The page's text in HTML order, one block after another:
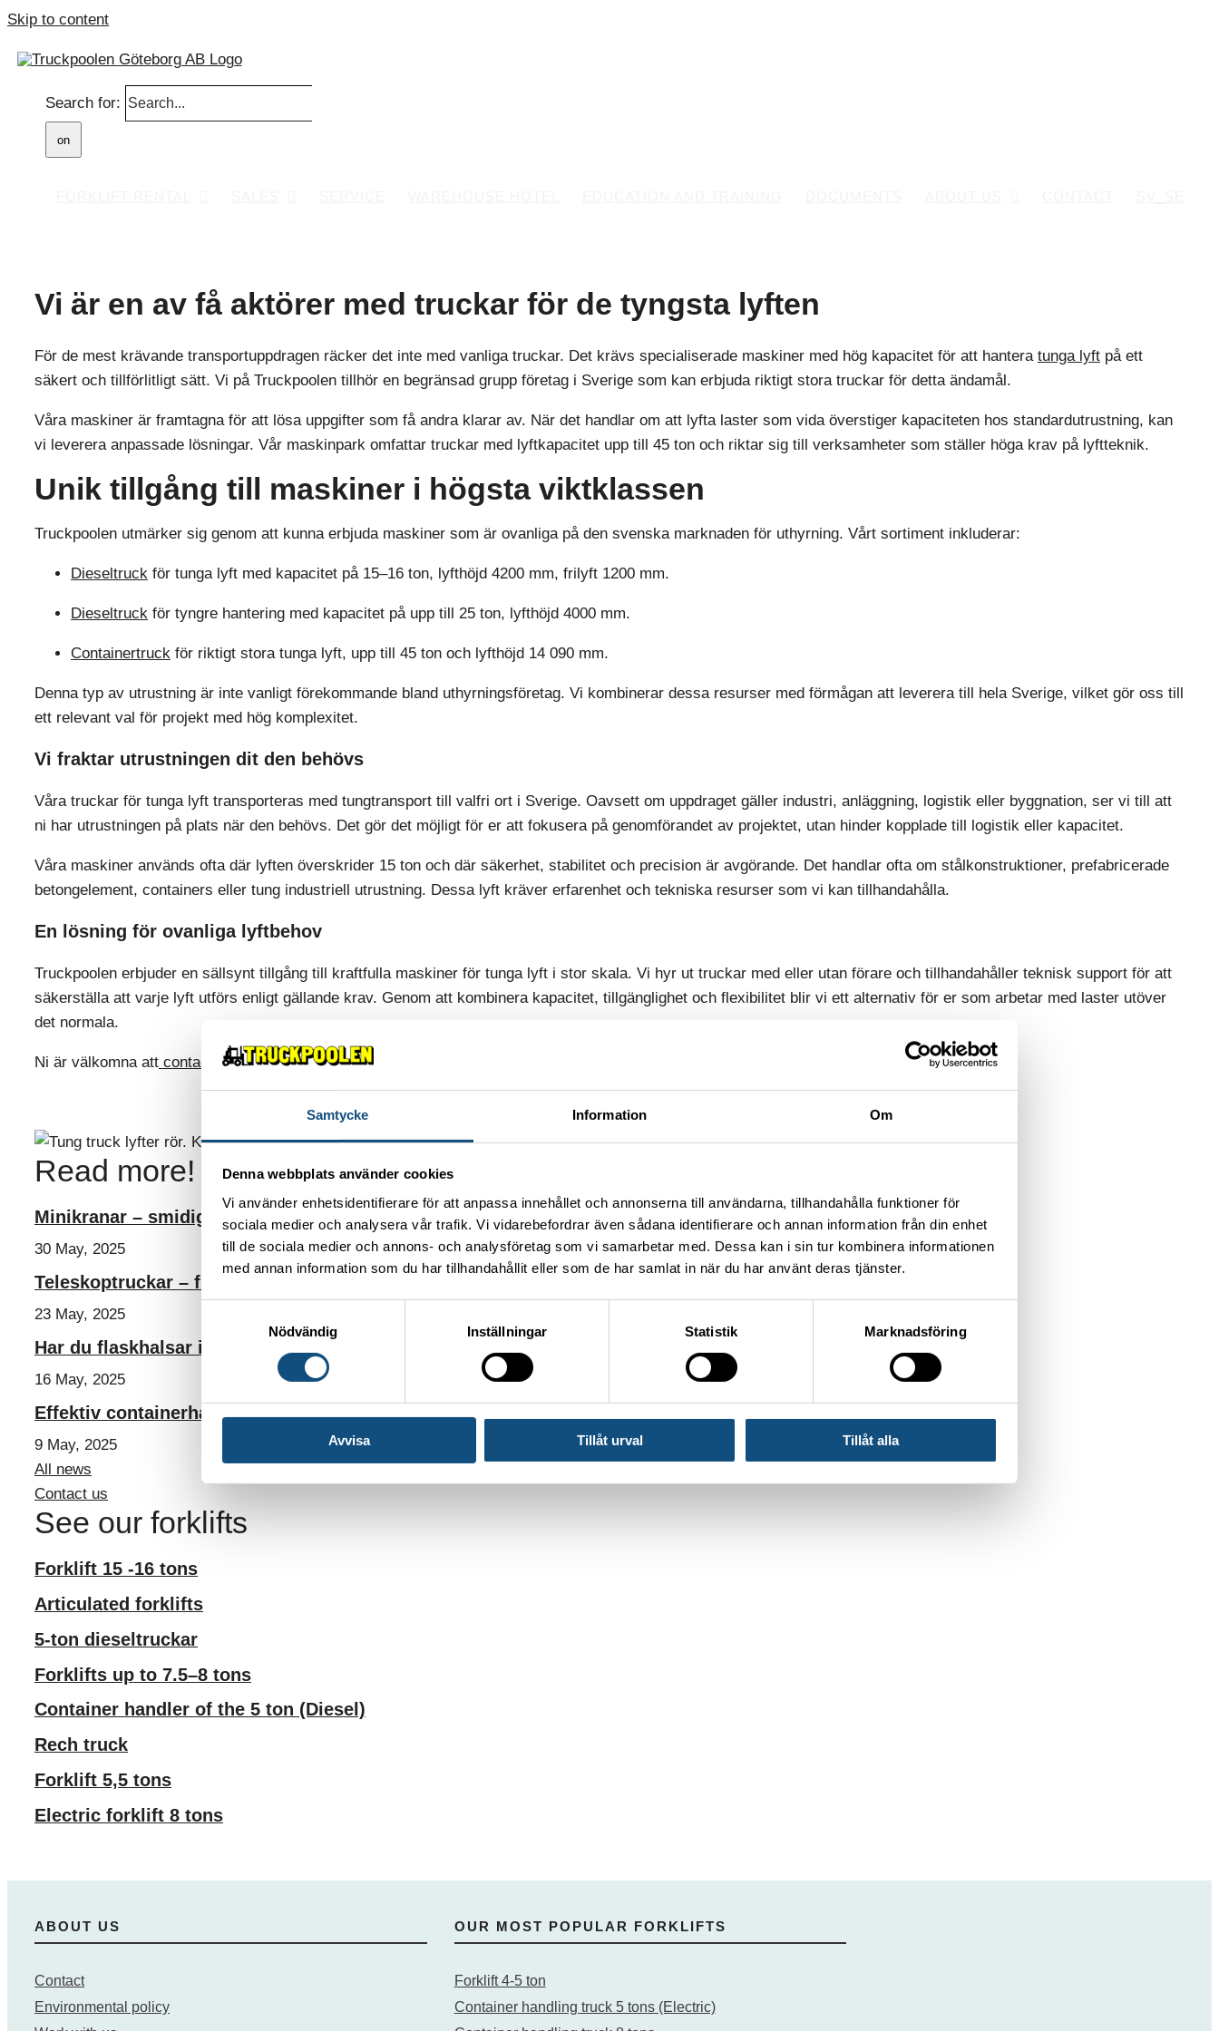
Samtycke Information Om
Denna webbplats använder cookies
Vi använder enhetsidentifierare för att anpassa innehållet och annonserna till användarna, tillhandahålla funktioner för
sociala medier och analysera vår trafik. Vi vidarebefordrar även sådana identifierare och annan information från din enhet
till de sociala medier och annons- och analysföretag som vi samarbetar med. Dessa kan i sin tur kombinera informationen
med annan information som du har tillhandahållit eller som de har samlat in när du har använt deras tjänster.
Nödvändig
Inställningar Statistik Marknadsföring
Avvisa Tillåt urval Tillåt alla
Skip to content
Search for:
Vi är en av få aktörer med truckar för de tyngsta lyften
För de mest krävande transportuppdragen räcker det inte med vanliga truckar. Det krävs specialiserade maskiner med hög kapacitet för att hantera tunga lyft på ett
säkert och tillförlitligt sätt. Vi på Truckpoolen tillhör en begränsad grupp företag i Sverige som kan erbjuda riktigt stora truckar för detta ändamål.
Våra maskiner är framtagna för att lösa uppgifter som få andra klarar av. När det handlar om att lyfta laster som vida överstiger kapaciteten hos standardutrustning, kan
vi leverera anpassade lösningar. Vår maskinpark omfattar truckar med lyftkapacitet upp till 45 ton och riktar sig till verksamheter som ställer höga krav på lyftteknik.
Unik tillgång till maskiner i högsta viktklassen
Truckpoolen utmärker sig genom att kunna erbjuda maskiner som är ovanliga på den svenska marknaden för uthyrning. Vårt sortiment inkluderar:
Dieseltruck för tunga lyft med kapacitet på 15–16 ton, lyfthöjd 4200 mm, frilyft 1200 mm.
Dieseltruck för tyngre hantering med kapacitet på upp till 25 ton, lyfthöjd 4000 mm.
Containertruck för riktigt stora tunga lyft, upp till 45 ton och lyfthöjd 14 090 mm.
Denna typ av utrustning är inte vanligt förekommande bland uthyrningsföretag. Vi kombinerar dessa resurser med förmågan att leverera till hela Sverige, vilket gör oss till
ett relevant val för projekt med hög komplexitet.
Vi fraktar utrustningen dit den behövs
Våra truckar för tunga lyft transporteras med tungtransport till valfri ort i Sverige. Oavsett om uppdraget gäller industri, anläggning, logistik eller byggnation, ser vi till att
ni har utrustningen på plats när den behövs. Det gör det möjligt för er att fokusera på genomförandet av projektet, utan hinder kopplade till logistik eller kapacitet.
Våra maskiner används ofta där lyften överskrider 15 ton och där säkerhet, stabilitet och precision är avgörande. Det handlar ofta om stålkonstruktioner, prefabricerade
betongelement, containers eller tung industriell utrustning. Dessa lyft kräver erfarenhet och tekniska resurser som vi kan tillhandahålla.
En lösning för ovanliga lyftbehov
Truckpoolen erbjuder en sällsynt tillgång till kraftfulla maskiner för tunga lyft i stor skala. Vi hyr ut truckar med eller utan förare och tillhandahåller teknisk support för att
säkerställa att varje lyft utförs enligt gällande krav. Genom att kombinera kapacitet, tillgänglighet och flexibilitet blir vi ett alternativ för er som arbetar med laster utöver
det normala.
Ni är välkomna att contact usför att diskutera behov av utrustning för tunga lyft. Vi hjälper er med planering, dimensionering och logistik.
Read more!
Minikranar – smidiga lyftlösningar för trånga och känsliga miljöer
30 May, 2025
Teleskoptruckar – flexibel höjdhjälp för bygg, industri och jordbruk
23 May, 2025
Har du flaskhalsar i logistiken?
16 May, 2025
Effektiv containerhantering – hyr Reach Stackers från Truckpoolen
9 May, 2025
All news
Contact us
See our forklifts
Forklift 15 -16 tons
Articulated forklifts
5-ton dieseltruckar
Forklifts up to 7.5–8 tons
Container handler of the 5 ton (Diesel)
Rech truck
Forklift 5,5 tons
Electric forklift 8 tons
ABOUT US
Contact
Environmental policy
OUR MOST POPULAR FORKLIFTS
Forklift 4-5 ton
Container handling truck 5 tons (Electric)